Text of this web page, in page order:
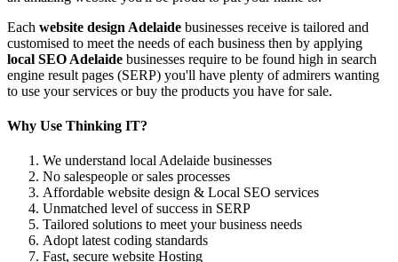
Each website design Adelaide businesses receive is tailored and
customised to meet the needs of each business then by applying
local SEO Adelaide businesses require to be found high in search
engine result pages (SERP) you'll have plenty of admirers wanting
to use your services or buy the products you have for sale.
Why Use Thinking IT?
We understand local Adelaide businesses
No salespeople or sales processes
Affordable website design & Local SEO services
Unmatched level of success in SERP
Tailored solutions to meet your business needs
Adopt latest coding standards
Fast, secure website Hosting